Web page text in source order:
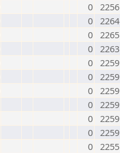
0 2256
0 2264
0 2265
0 2263
0 2259
0 2259
0 2259
0 2259
0 2259
0 2259
0 2255